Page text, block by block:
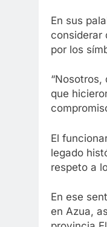
En sus
considerar
por los
que
El
legado
respeto a
En ese
en Azua,